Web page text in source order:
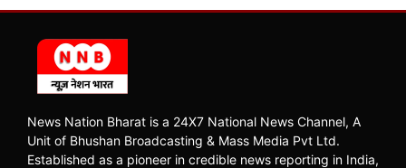
News Nation Bharat is a 24X7 National News Channel, A
Unit of Bhushan Broadcasting & Mass Media Pvt Ltd.
Established as a pioneer in credible news reporting in India,